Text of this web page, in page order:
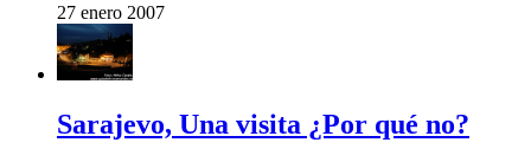
27 enero 2007
Sarajevo, Una visita ¿Por qué no?